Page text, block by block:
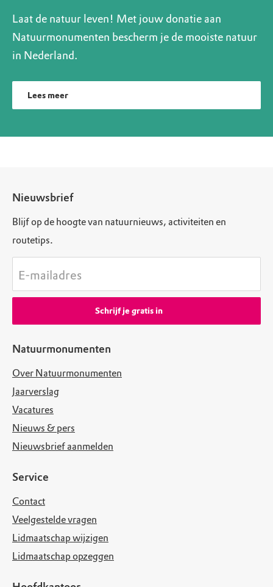
Laat de natuur leven! Met jouw donatie aan
Natuurmonumenten bescherm je de mooiste natuur
in Nederland.
Lees meer
Natuurmonumenten
Over Natuurmonumenten
Jaarverslag
Vacatures
Nieuws & pers
Nieuwsbrief aanmelden
Service
Contact
Veelgestelde vragen
Lidmaatschap wijzigen
Lidmaatschap opzeggen
Nieuwsbrief
Blijf op de hoogte van natuurnieuws, activiteiten en
routetips.
E-mailadres
Schrijf je gratis in